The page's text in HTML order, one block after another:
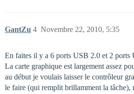
GantZu Novembre 22, 2010, 5:35
4
En faites il y a 6 ports USB 2.0 et 2 ports
La carte graphique est largement assez
au début je voulais laisser le contrôleur
le faire (qui remplit brillamment la tâche),